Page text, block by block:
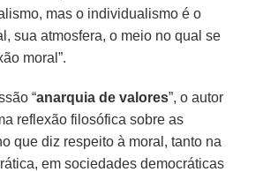
mas o individualismo é o
sua atmosfera, o meio no qual se
moral”.
“anarquia de valores”, o autor
reflexão filosófica sobre as
que diz respeito à moral, tanto na
em sociedades democráticas